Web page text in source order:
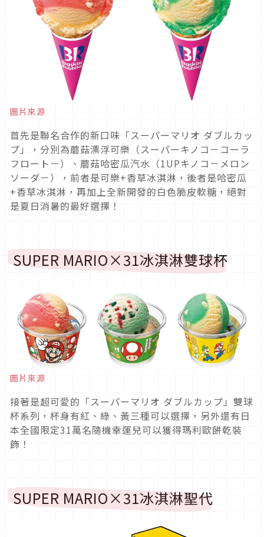
圖片來源
首先是聯名合作的新口味「スーパーマリオ ダブルカッ
プ」，分別為蘑菇漂浮可樂（スーパーキノコ－コーラ
フロート－）、蘑菇哈密瓜汽水（1UPキノコ－メロン
ソーダ－），前者是可樂+香草冰淇淋，後者是哈密瓜
+香草冰淇淋，再加上全新開發的白色脆皮軟糖，絕對
是夏日消暑的最好選擇！
SUPER MARIO×31冰淇淋雙球杯
圖片來源
接著是超可愛的「スーパーマリオ ダブルカップ」雙球
杯系列，杯身有紅、綠、黃三種可以選擇，另外還有日
本全國限定31萬名隨機幸運兒可以獲得瑪利歐餅乾裝
飾！
SUPER MARIO×31冰淇淋聖代